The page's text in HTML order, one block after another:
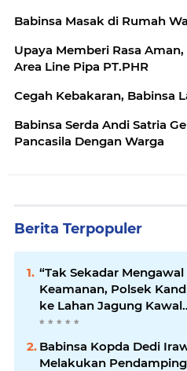
Babinsa Masak di Rumah
Upaya Memberi Rasa
Area Line Pipa PT.PHR
Cegah Kebakaran, Babinsa
Babinsa Serda Andi Satria
Pancasila Dengan Warga
Berita Terpopuler
“Tak Sekadar Mengawal
Keamanan, Polsek
ke Lahan Jagung Kawal
Ketahanan Pangan
Babinsa Kopda Dedi
Melakukan